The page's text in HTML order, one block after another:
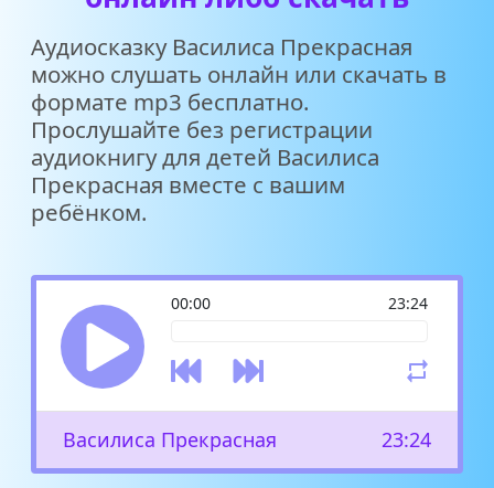
Аудиосказку Василиса Прекрасная
можно слушать онлайн или скачать в
формате mp3 бесплатно.
Прослушайте без регистрации
аудиокнигу для детей Василиса
Прекрасная вместе с вашим
ребёнком.
00:00 23:24
Василиса Прекрасная 23:24